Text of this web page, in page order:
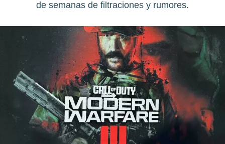
de semanas de filtraciones y rumores.